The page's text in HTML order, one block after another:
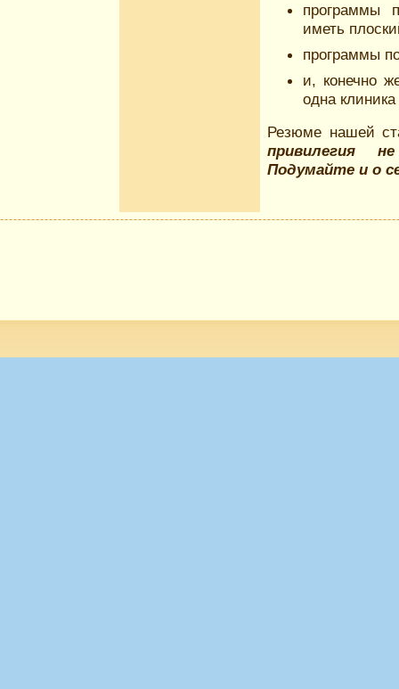
программы
иметь
программы
и, конечно
одна
Резюме нашей
привилегия
Подумайте и о